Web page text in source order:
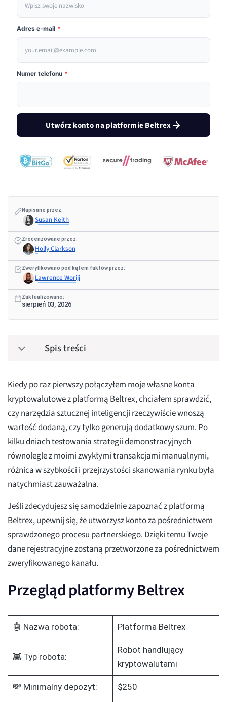
Adres e-mail *
Numer telefonu *
Utwórz konto na platformie Beltrex
Napisane przez:
Susan Keith
Zrecenzowane przez:
Holly Clarkson
Zweryfikowano pod kątem faktów przez:
Lawrence Woriji
Zaktualizowano:
sierpień 03, 2026
Spis treści
Kiedy po raz pierwszy połączyłem moje własne konta
kryptowalutowe z platformą Beltrex, chciałem sprawdzić,
czy narzędzia sztucznej inteligencji rzeczywiście wnoszą
wartość dodaną, czy tylko generują dodatkowy szum. Po
kilku dniach testowania strategii demonstracyjnych
równolegle z moimi zwykłymi transakcjami manualnymi,
różnica w szybkości i przejrzystości skanowania rynku była
natychmiast zauważalna.
Jeśli zdecydujesz się samodzielnie zapoznać z platformą
Beltrex, upewnij się, że utworzysz konto za pośrednictwem
sprawdzonego procesu partnerskiego. Dzięki temu Twoje
dane rejestracyjne zostaną przetworzone za pośrednictwem
zweryfikowanego kanału.
Przegląd platformy Beltrex
🤖 Nazwa robota: Platforma Beltrex
👾 Typ robota:
Robot handlujący
kryptowalutami
💸 Minimalny depozyt: $250